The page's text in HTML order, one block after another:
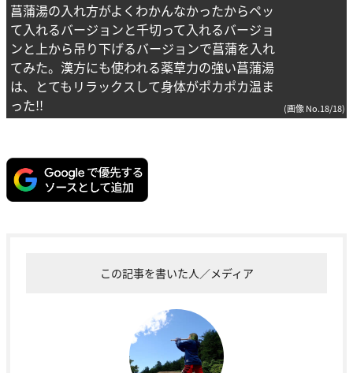
菖蒲湯の入れ方がよくわかんなかったからペッ
て入れるバージョンと千切って入れるバージョ
ンと上から吊り下げるバージョンで菖蒲を入れ
てみた。漢方にも使われる薬草力の強い菖蒲湯
は、とてもリラックスして身体がポカポカ温ま
った!!
(画像 No.18/18)
この記事を書いた人／メディア